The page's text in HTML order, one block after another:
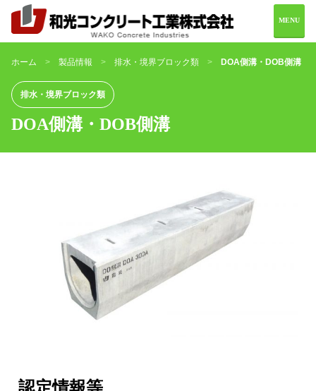
MENU
製品情報
0982-69-2216
ホーム 製品情報 排水・境界ブロック類 DOA側溝・DOB側溝
排水・境界ブロック類
DOA側溝・DOB側溝